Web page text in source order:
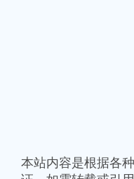
本站内容是根据各